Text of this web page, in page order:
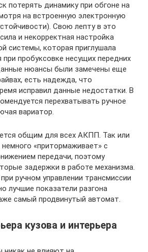
потерять динамику при обгоне на
на встроенную электронную
Свою лепту в это
и некорректная настройка
системы, которая приглушала
пробуксовке несущих передних
нюансы были замечены еще
есть надежда, что
исправил данные недостатки. В
перехватывать ручное
вариатор.
общим для всех АКПП. Так или
немного «притормаживает» с
передачи, поэтому
задержки в работе механизма.
ручном управлении трансмиссии
лучшие показатели разгона
самый продвинутый автомат.
кузова и интерьера